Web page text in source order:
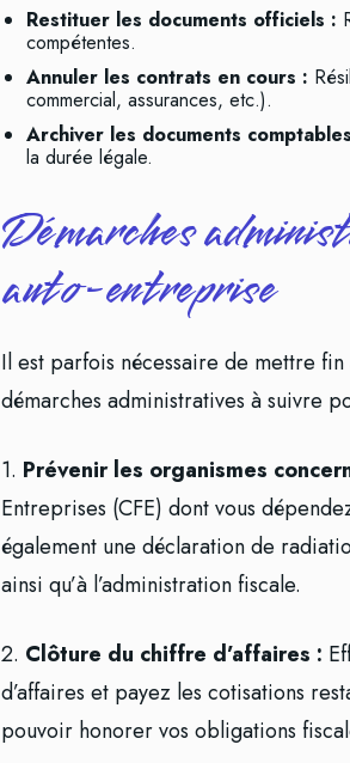
Restituer les documents officiels :
compétentes.
Annuler les contrats en cours :
commercial, assurances, etc.).
Archiver les documents
la durée légale.
Démarches
auto-entreprise
Il est parfois nécessaire de mettre
démarches administratives à suivre
1. Prévenir les organismes
Entreprises (CFE) dont vous
également une déclaration de
ainsi qu’à l’administration fiscale.
2. Clôture du chiffre d’affaires :
d’affaires et payez les cotisations
pouvoir honorer vos obligations